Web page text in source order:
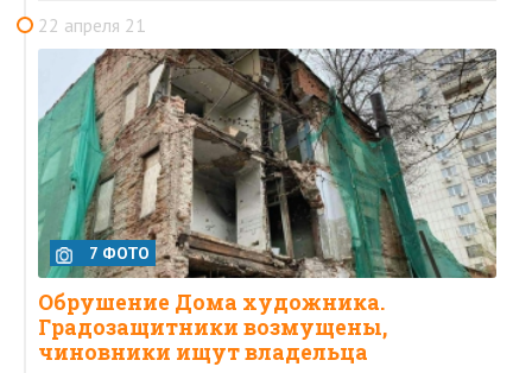
22 апреля 21
7 ФОТО
Обрушение Дома художника.
Градозащитники возмущены,
чиновники ищут владельца